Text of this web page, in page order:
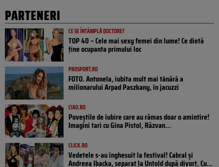
PARTENERI
CE SE ÎNTÂMPLĂ DOCTORE?
TOP 40 – Cele mai sexy femei din lume! Ce dietă
ține ocupanta primului loc
PROSPORT.RO
FOTO. Antonela, iubita mult mai tânără a
milionarului Arpad Paszkany, în jacuzzi
CIAO.RO
Poveştile de iubire care au rămas doar o amintire!
Imagini tari cu Gina Pistol, Răzvan...
CLICK.RO
Vedetele s-au înghesuit la festival! Cabral și
Andreea Ibacka, separat la Untold după divorț. Cu...